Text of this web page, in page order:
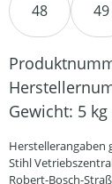
48 49
Gewicht: 5 kg
Herstellerangaben
Stihl
Robert-Bosch-